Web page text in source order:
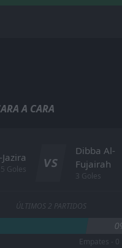
A CARA
5 Goles VS
Dibba Al-
Fujairah
3 Goles
ÚLTIMOS 2 PARTIDOS
Empates - 0